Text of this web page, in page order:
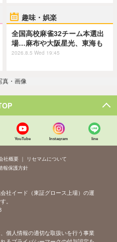
趣味・娯楽
全国高校麻雀32チーム本選出
場…麻布や大阪星光、東海も
2026.8.5 Wed 19:45
真・画像
YouTube Instagram line
社概要
リセマムについて
報保護方針
社イード（東証グロース上場）の運
。
個人情報の適切な取扱いを行う事業